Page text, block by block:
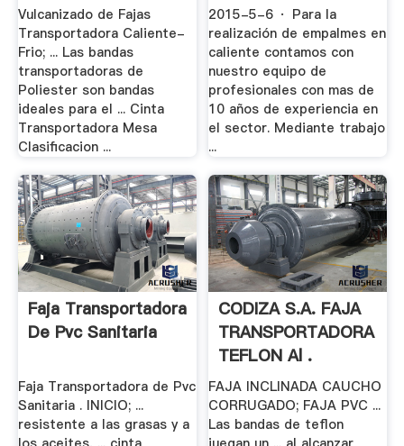
Hidraulicas .
Vulcanizado de Fajas
Transportadora Caliente-
Frio; ... Las bandas
transportadoras de
Poliester son bandas
ideales para el ... Cinta
Transportadora Mesa
Clasificacion ...
2015-5-6 · Para la
realización de empalmes en
caliente contamos con
nuestro equipo de
profesionales con mas de
10 años de experiencia en
el sector. Mediante trabajo
...
Faja Transportadora
De Pvc Sanitaria
Faja Transportadora de Pvc
Sanitaria . INICIO; ...
resistente a las grasas y a
CODIZA S.A. FAJA
TRANSPORTADORA
TEFLON Al .
FAJA INCLINADA CAUCHO
CORRUGADO; FAJA PVC ...
Las bandas de teflon